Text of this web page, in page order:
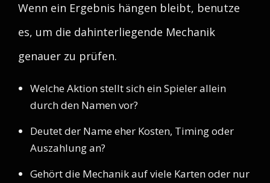
Wenn ein Ergebnis hängen bleibt, benutze
es, um die dahinterliegende Mechanik
genauer zu prüfen.
Welche Aktion stellt sich ein Spieler allein
durch den Namen vor?
Deutet der Name eher Kosten, Timing oder
Auszahlung an?
Gehört die Mechanik auf viele Karten oder nur